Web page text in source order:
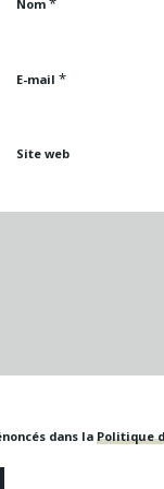
Nom
E-mail *
Site web
dans la Politique